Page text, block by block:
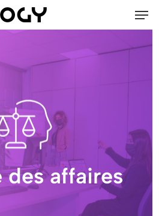
des affaires